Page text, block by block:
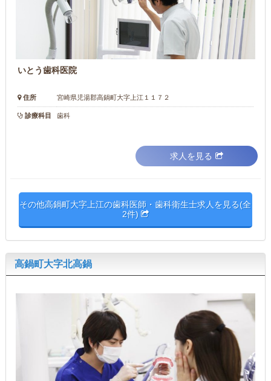
いとう歯科医院
住所 宮崎県児湯郡高鍋町大字上江１１７２
診療科目 歯科
求人を見る
その他高鍋町大字上江の歯科医師・歯科衛生士求人を見る(全
2件)
高鍋町大字北高鍋